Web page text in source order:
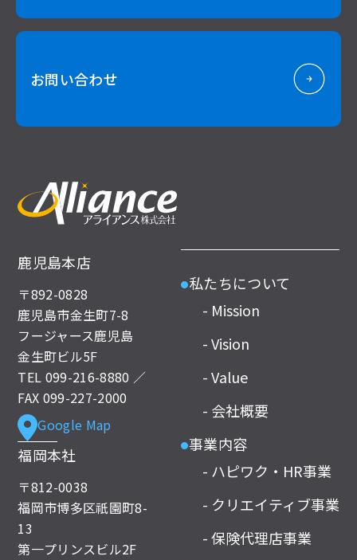
お問い合わせ
鹿児島本店
〒892-0828
鹿児島市金生町7-8
フージャース鹿児島
金生町ビル5F
TEL 099-216-8880 ／
FAX 099-227-2000
Google Map
福岡本社
〒812-0038
福岡市博多区祇園町8-
13
第一プリンスビル2F
●私たちについて
- Mission
- Vision
- Value
- 会社概要
●事業内容
- ハピワク・HR事業
- クリエイティブ事業
- 保険代理店事業